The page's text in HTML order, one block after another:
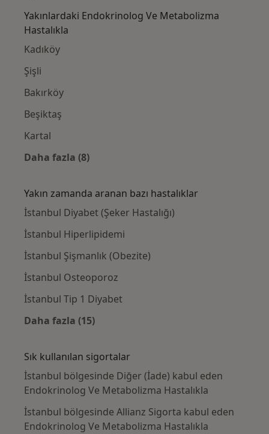
Yakınlardaki Endokrinolog Ve Metabolizma
Hastalıkla
Kadıköy
Şişli
Bakırköy
Beşiktaş
Kartal
Daha fazla (8)
Yakın zamanda aranan bazı hastalıklar
İstanbul Diyabet (Şeker Hastalığı)
İstanbul Hiperlipidemi
İstanbul Şişmanlık (Obezite)
İstanbul Osteoporoz
İstanbul Tip 1 Diyabet
Daha fazla (15)
Sık kullanılan sigortalar
İstanbul bölgesinde Diğer (İade) kabul eden
Endokrinolog Ve Metabolizma Hastalıkla
İstanbul bölgesinde Allianz Sigorta kabul eden
Endokrinolog Ve Metabolizma Hastalıkla